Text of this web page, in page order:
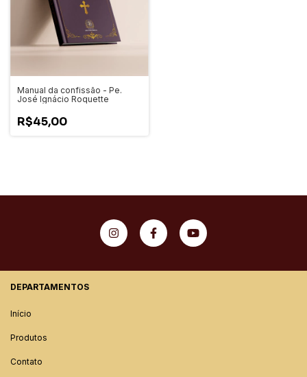
Manual da confissão - Pe.
José Ignácio Roquette
R$45,00
DEPARTAMENTOS
Início
Produtos
Contato